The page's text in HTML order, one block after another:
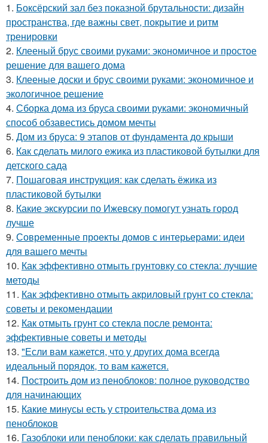
1. Боксёрский зал без показной брутальности: дизайн
пространства, где важны свет, покрытие и ритм
тренировки
2. Клееный брус своими руками: экономичное и простое
решение для вашего дома
3. Клееные доски и брус своими руками: экономичное и
экологичное решение
4. Сборка дома из бруса своими руками: экономичный
способ обзавестись домом мечты
5. Дом из бруса: 9 этапов от фундамента до крыши
6. Как сделать милого ежика из пластиковой бутылки для
детского сада
7. Пошаговая инструкция: как сделать ёжика из
пластиковой бутылки
8. Какие экскурсии по Ижевску помогут узнать город
лучше
9. Современные проекты домов с интерьерами: идеи
для вашего мечты
10. Как эффективно отмыть грунтовку со стекла: лучшие
методы
11. Как эффективно отмыть акриловый грунт со стекла:
советы и рекомендации
12. Как отмыть грунт со стекла после ремонта:
эффективные советы и методы
13. "Если вам кажется, что у других дома всегда
идеальный порядок, то вам кажется.
14. Построить дом из пеноблоков: полное руководство
для начинающих
15. Какие минусы есть у строительства дома из
пеноблоков
16. Газоблоки или пеноблоки: как сделать правильный